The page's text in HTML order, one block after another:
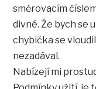
směrovacím
divné. Že bych se
chybička se
nezadával.
Nabízejí mi